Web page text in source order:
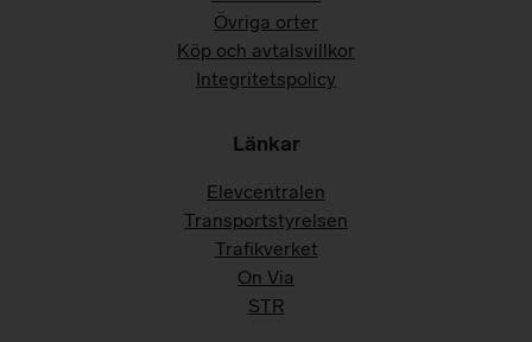
Övriga orter
Köp och avtalsvillkor
Integritetspolicy
Länkar
Elevcentralen
Transportstyrelsen
Trafikverket
On Via
STR